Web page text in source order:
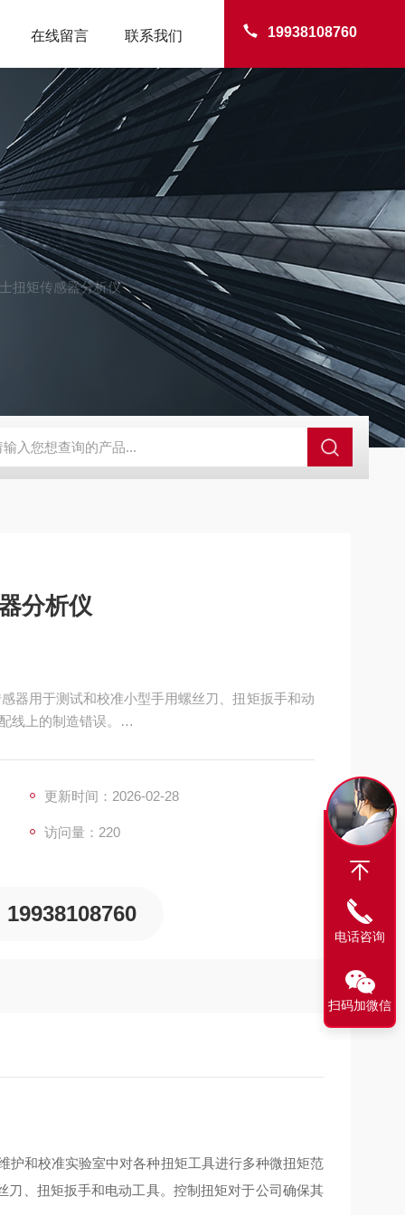
19938108760
在线留言 联系我们
扭矩传感器分析仪
析仪器 粒度镜 SR-24LE美国里奇 RIDGID 管线定位仪带GPS
分析仪
器用于测试和校准小型手用螺丝刀、扭矩扳手和动
线上的制造错误。
更新时间：2026-02-28
访问量：220
19938108760
护和校准实验室中对各种扭矩工具进行多种微扭矩范
、扭矩扳手和电动工具。控制扭矩对于公司确保其
电话咨询
扫码加微信